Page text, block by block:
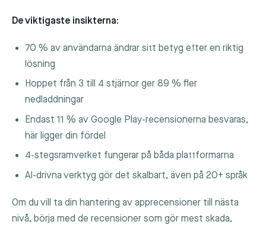
De viktigaste insikterna:
70 % av användarna ändrar sitt betyg efter en riktig
lösning
Hoppet från 3 till 4 stjärnor ger 89 % fler
nedladdningar
Endast 11 % av Google Play-recensionerna besvaras,
här ligger din fördel
4-stegsramverket fungerar på båda plattformarna
AI-drivna verktyg gör det skalbart, även på 20+ språk
Om du vill ta din hantering av apprecensioner till nästa
nivå, börja med de recensioner som gör mest skada,